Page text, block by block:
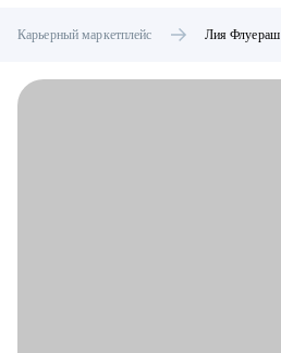
Карьерный маркетплейс Лия Флуераш